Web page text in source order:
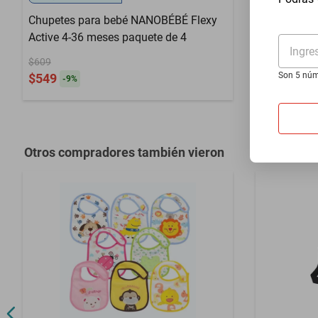
Son 5
Chupetes para bebé NANOBÉBÉ Flexy
Active 4-36 meses paquete de 4
$609
$549 -9% $413 -9%
Otros compradores también vieron